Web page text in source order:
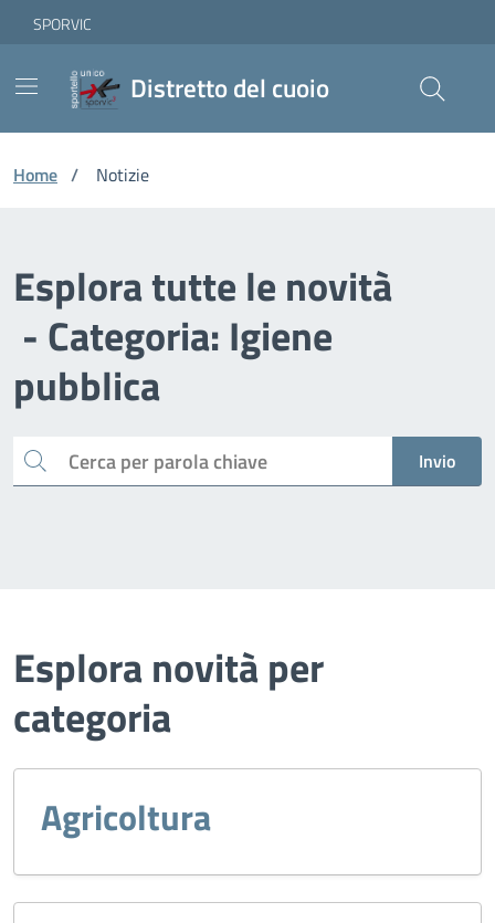
Skip to Main Content
Vai ai contenuti
Vai al footer
SPORVIC
Distretto del cuoio
Home / Notizie
Esplora tutte le novità
- Categoria: Igiene
pubblica
Cerca Invio
Esplora novità per
categoria
Agricoltura